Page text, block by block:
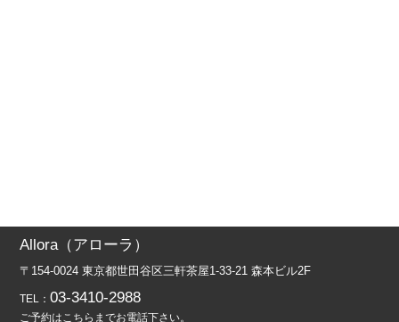
Allora（アローラ）
〒154-0024 東京都世田谷区三軒茶屋1-33-21 森本ビル2F
TEL：03-3410-2988
ご予約はこちらまでお電話下さい。